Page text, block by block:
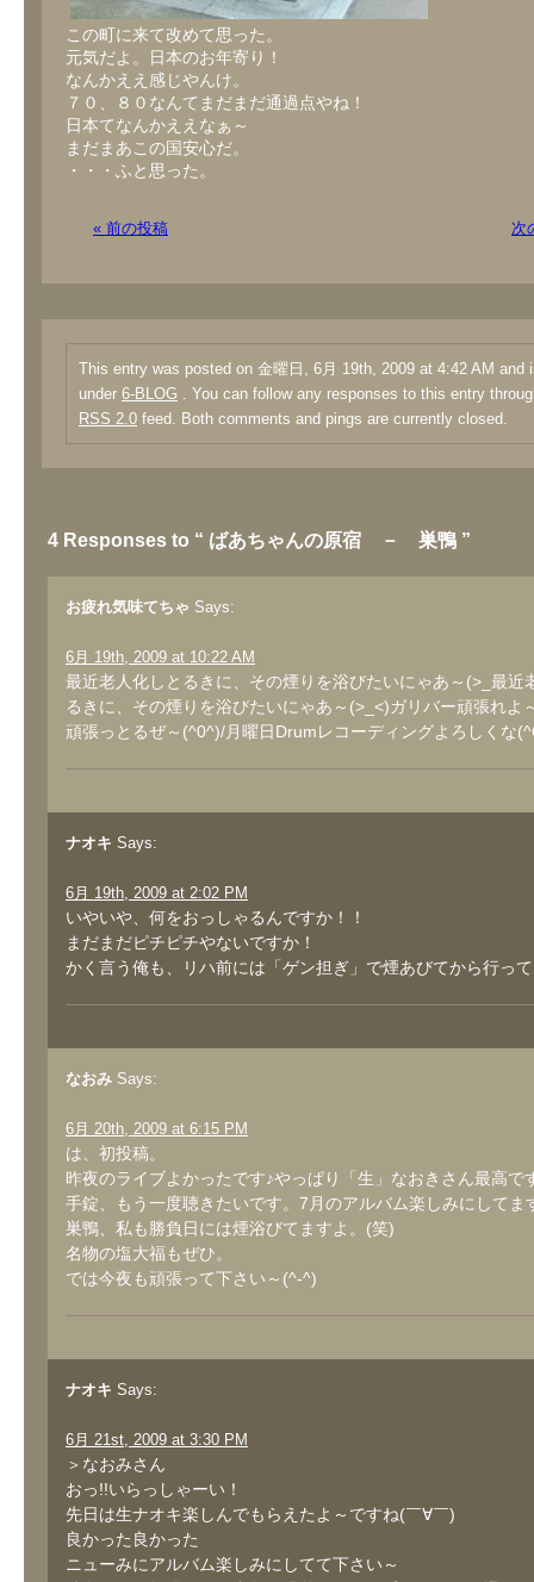
この町に来て改めて思った。
元気だよ。日本のお年寄り！
なんかええ感じやんけ。
７０、８０なんてまだまだ通過点やね！
日本てなんかええなぁ～
まだまあこの国安心だ。
・・・ふと思った。
« 前の投稿 次
This entry was posted on 金曜日, 6月 19th, 2009 at 4:42 AM and
under 6-BLOG . You can follow any responses to this entry
RSS 2.0 feed. Both comments and pings are currently closed.
4 Responses to “ ばあちゃんの原宿 － 巣鴨 ”
お疲れ気味てちゃ Says:
6月 19th, 2009 at 10:22 AM
最近老人化しとるきに、その煙りを浴びたいにゃあ～(>_最近
るきに、その煙りを浴びたいにゃあ～(>_<)ガリバー頑張れよ
頑張っとるぜ～(^0^)/月曜日Drumレコーディングよろしくな
ナオキ Says:
6月 19th, 2009 at 2:02 PM
いやいや、何をおっしゃるんですか！！
まだまだピチピチやないですか！
かく言う俺も、リハ前には「ゲン担ぎ」で煙あびてから行っ
なおみ Says:
6月 20th, 2009 at 6:15 PM
は、初投稿。
昨夜のライブよかったです♪やっぱり「生」なおきさん最高で
手錠、もう一度聴きたいです。7月のアルバム楽しみにしてま
巣鴨、私も勝負日には煙浴びてますよ。(笑)
名物の塩大福もぜひ。
では今夜も頑張って下さい～(^-^)
ナオキ Says:
6月 21st, 2009 at 3:30 PM
＞なおみさん
おっ!!いらっしゃーい！
先日は生ナオキ楽しんでもらえたよ～ですね(￣∀￣)
良かった良かった
ニューみにアルバム楽しみにしてて下さい～